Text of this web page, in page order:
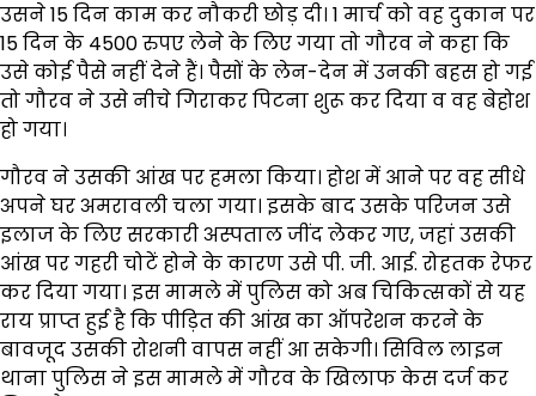
उसने 15 दिन काम कर नौकरी छोड़ दी। 1 मार्च को वह दुकान पर
15 दिन के 4500 रुपए लेने के लिए गया तो गौरव ने कहा कि
उसे कोई पैसे नहीं देने हैं। पैसों के लेन-देन में उनकी बहस हो गई
तो गौरव ने उसे नीचे गिराकर पिटना शुरू कर दिया व वह बेहोश
हो गया।
गौरव ने उसकी आंख पर हमला किया। होश में आने पर वह सीधे
अपने घर अमरावली चला गया। इसके बाद उसके परिजन उसे
इलाज के लिए सरकारी अस्पताल जींद लेकर गए, जहां उसकी
आंख पर गहरी चोटें होने के कारण उसे पी. जी. आई. रोहतक रेफर
कर दिया गया। इस मामले में पुलिस को अब चिकित्सकों से यह
राय प्राप्त हुई है कि पीड़ित की आंख का ऑपरेशन करने के
बावजूद उसकी रोशनी वापस नहीं आ सकेगी। सिविल लाइन
थाना पुलिस ने इस मामले में गौरव के खिलाफ केस दर्ज कर